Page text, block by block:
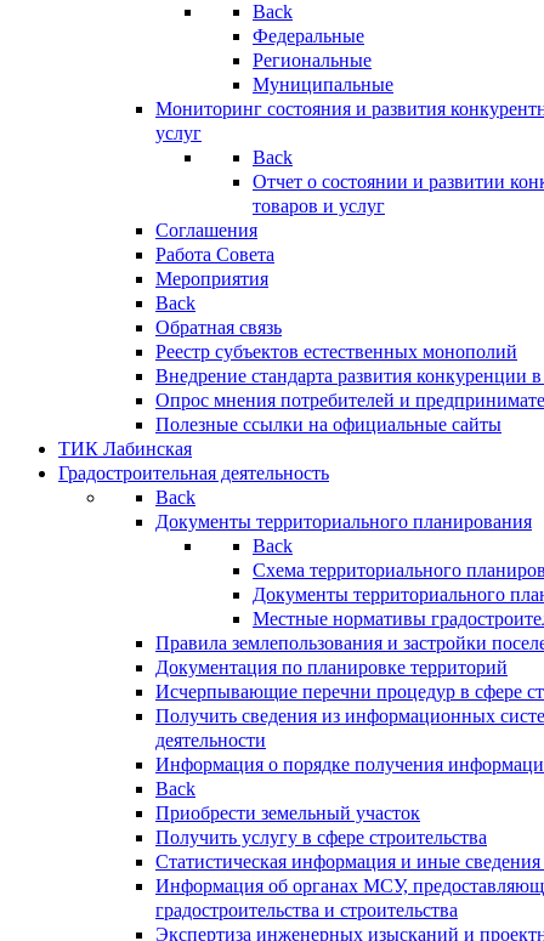
Back
Федеральные
Региональные
Муниципальные
Мониторинг состояния и развития
услуг
Back
Отчет о состоянии и развитии
товаров и услуг
Соглашения
Работа Совета
Мероприятия
Back
Обратная связь
Реестр субъектов естественных монополий
Внедрение стандарта развития конкуренции
Опрос мнения потребителей и
Полезные ссылки на официальные сайты
ТИК Лабинская
Градостроительная деятельность
Back
Документы территориального планирования
Back
Схема территориального
Документы территориального
Местные нормативы
Правила землепользования и застройки
Документация по планировке территорий
Исчерпывающие перечни процедур в сфере
Получить сведения из информационных
деятельности
Информация о порядке получения
Back
Приобрести земельный участок
Получить услугу в сфере строительства
Статистическая информация и иные сведения
Информация об органах МСУ,
градостроительства и строительства
Экспертиза инженерных изысканий и